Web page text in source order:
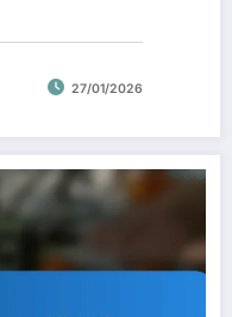
27/01/2026